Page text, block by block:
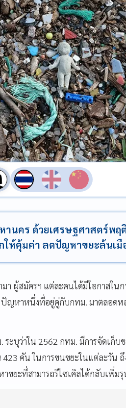
อ่าน
นคร ด้วยเศรษฐศาสตร์พฤ
ให้คุ้มค่า ลดปัญหาขยะล้นเมื
ามา ผู้สมัครฯ แต่ละคนได้มีโอกาส
ญหาหนึ่งที่อยู่คู่กับกทม. มาตลอดห
ะบุว่าใน 2562 กทม. มีการจัดเก็บ
คัน ในการขนขยะในแต่ละวัน ถึ
ยะที่สามารถรีไซเคิลได้กลับเพิ่ม